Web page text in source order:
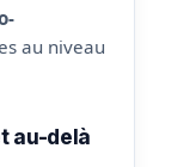
au niveau
au-delà